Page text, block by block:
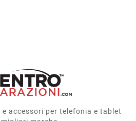
accessori per telefonia e tablet